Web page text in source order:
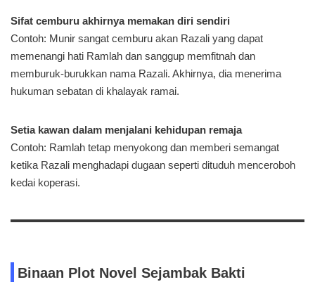
Sifat cemburu akhirnya memakan diri sendiri
Contoh: Munir sangat cemburu akan Razali yang dapat
memenangi hati Ramlah dan sanggup memfitnah dan
memburuk-burukkan nama Razali. Akhirnya, dia menerima
hukuman sebatan di khalayak ramai.
Setia kawan dalam menjalani kehidupan remaja
Contoh: Ramlah tetap menyokong dan memberi semangat
ketika Razali menghadapi dugaan seperti dituduh menceroboh
kedai koperasi.
Binaan Plot Novel Sejambak Bakti